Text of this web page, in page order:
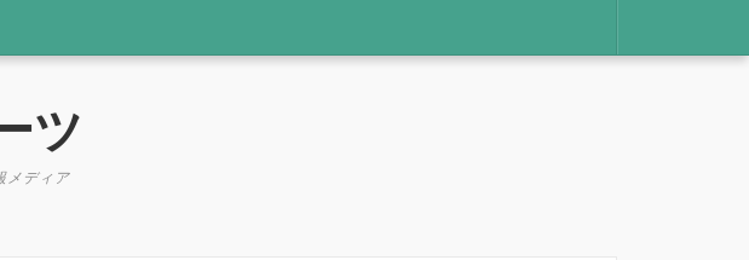
ツ
メディア